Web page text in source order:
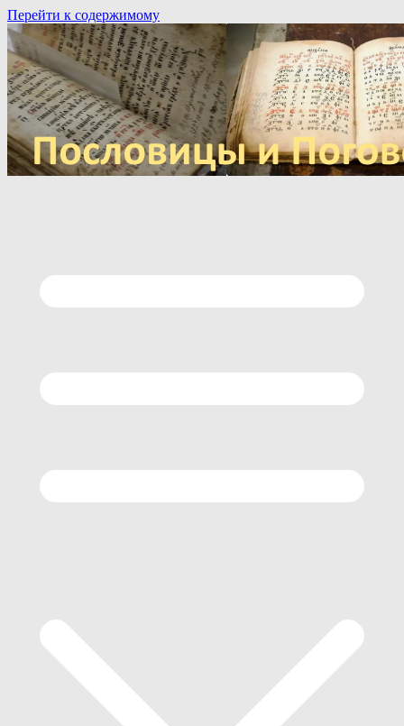
Перейти к содержимому